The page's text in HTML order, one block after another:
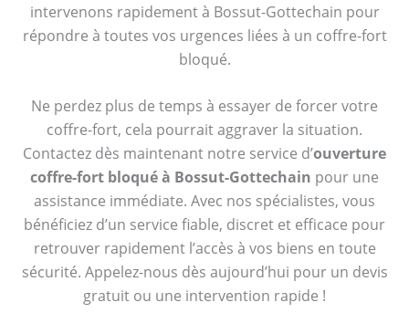
intervenons rapidement à Bossut-Gottechain pour
répondre à toutes vos urgences liées à un coffre-fort
bloqué.
Ne perdez plus de temps à essayer de forcer votre
coffre-fort, cela pourrait aggraver la situation.
Contactez dès maintenant notre service d’ouverture
coffre-fort bloqué à Bossut-Gottechain pour une
assistance immédiate. Avec nos spécialistes, vous
bénéficiez d’un service fiable, discret et efficace pour
retrouver rapidement l’accès à vos biens en toute
sécurité. Appelez-nous dès aujourd’hui pour un devis
gratuit ou une intervention rapide !